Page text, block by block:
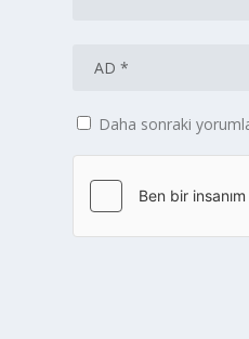
Daha sonraki